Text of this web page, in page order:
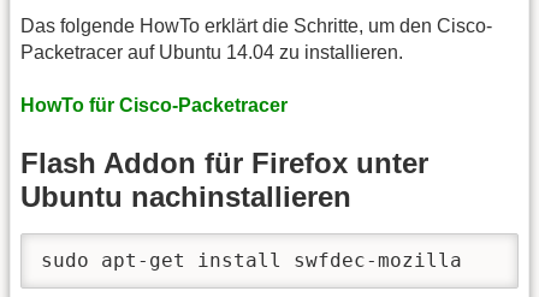
Das folgende HowTo erklärt die Schritte, um den Cisco-
Packetracer auf Ubuntu 14.04 zu installieren.
HowTo für Cisco-Packetracer
Flash Addon für Firefox unter
Ubuntu nachinstallieren
sudo apt-get install swfdec-mozilla